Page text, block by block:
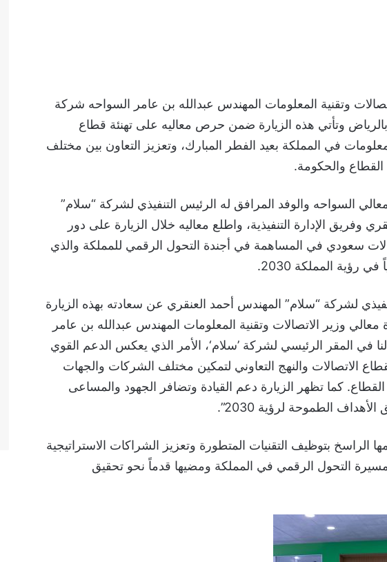
وتقنية المعلومات المهندس عبدالله بن عامر السواحه شركة
وتأتي هذه الزيارة ضمن حرص معاليه على تهنئة قطاع
في المملكة بعيد الفطر المبارك، وتعزيز التعاون بين مختلف
والحكومة.
السواحه والوفد المرافق له الرئيس التنفيذي لشركة “سلام”
وفريق الإدارة التنفيذية، واطلع معاليه خلال الزيارة على دور
سعودي في المساهمة في أجندة التحول الرقمي للمملكة والذي
رؤية المملكة 2030.
لشركة “سلام” المهندس أحمد العنقري عن سعادته بهذه الزيارة
معالي وزير الاتصالات وتقنية المعلومات المهندس عبدالله بن عامر
في المقر الرئيسي لشركة ’سلام‘، الأمر الذي يعكس الدعم القوي
الاتصالات والنهج التعاوني لتمكين مختلف الشركات والجهات
القطاع. كما تظهر الزيارة دعم القيادة وتضافر الجهود والمساعى
الطموحة لرؤية 2030”.
الراسخ بتوظيف التقنيات المتطورة وتعزيز الشراكات الاستراتيجية
التحول الرقمي في المملكة ومضيها قدماً نحو تحقيق